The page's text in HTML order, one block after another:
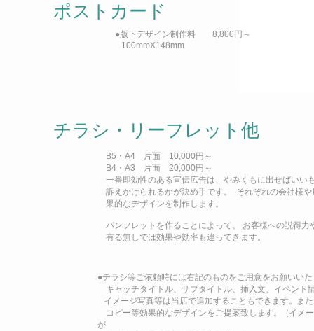
ポストカード
●版下デザイン制作料 8,800円～
100mmX148mm
チラシ・リーフレット他
B5・A4 片面 10,000円～
B4・A3 片面 20,000円～
一番即効性のある宣伝広告は、やみくもに出せばいい
訴えかけられるかが決め手です。 それぞれの会社様
果的なデザインを制作します。
パンフレットを作ることによって、 お客様への説得力
有る無しでは効果や効率も違ってきます。
●チラシ等ご依頼時には右記のものをご用意をお願いい
キャッチタイトル、サブタイトル、挿入文、イベント
イメージ写真等は当店で追加することもできます。 また
コピー等効果的なデザインをご提案致し ます。（イメ
が